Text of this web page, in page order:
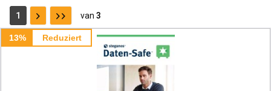
1 van 3
13% Reduziert